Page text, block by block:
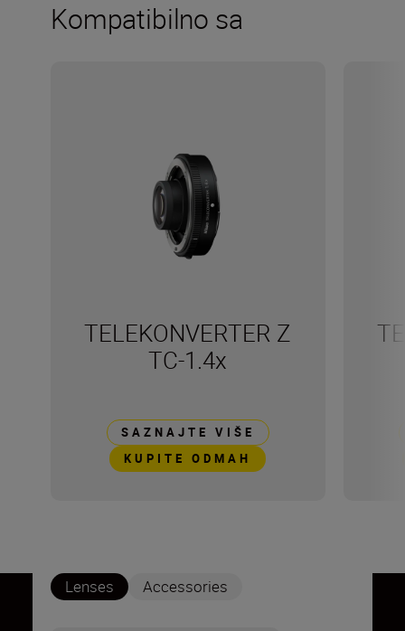
Kompatibilno sa
TELEKONVERTER Z
TC-1.4x
SAZNAJTE VIŠE
KUPITE ODMAH
Lenses Accessories